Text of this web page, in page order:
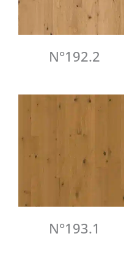
N°192.2
N°193.1